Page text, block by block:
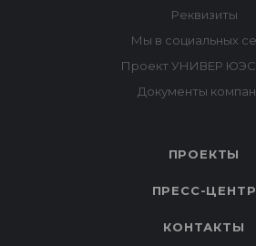
ПРОЕКТЫ
ПРЕСС-ЦЕНТР
КОНТАКТЫ